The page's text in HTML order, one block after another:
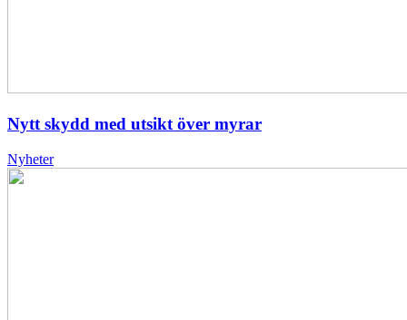
Nytt skydd med utsikt över myrar
Nyheter